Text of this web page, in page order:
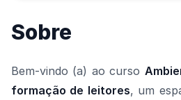
Sobre
Bem-vindo (a) ao curso
formação de leitores, um